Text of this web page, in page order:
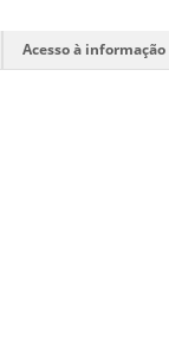
Acesso à informação